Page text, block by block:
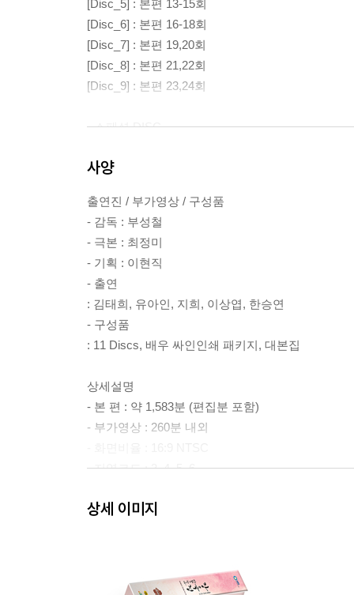
[Disc_5] : 본편 13-15회
[Disc_6] : 본편 16-18회
[Disc_7] : 본편 19,20회
[Disc_8] : 본편 21,22회
[Disc_9] : 본편 23,24회
- 스페셜 DISC
[Disc_11] : 메이킹, 사라진 치수씬 스페셜
사양
출연진 / 부가영상 / 구성품
- 감독 : 부성철
- 극본 : 최정미
- 기획 : 이현직
- 출연
: 김태희, 유아인, 지희, 이상엽, 한승연
- 구성품
: 11 Discs, 배우 싸인인쇄 패키지, 대본집
상세설명
- 본 편 : 약 1,583분 (편집분 포함)
- 부가영상 : 260분 내외
- 지역코드 : 3, 4, 5, 6
- 유 통 : 이엔이미디어
상세 이미지